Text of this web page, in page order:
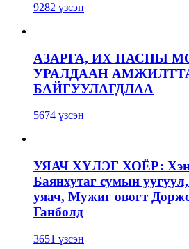
9282 үзсэн
АЗАРГА, ИХ НАСНЫ
УРАЛДААН
БАЙГУУЛАГДЛАА
5674 үзсэн
УЯАЧ ХҮЛЭГ ХОЁР:
Баянхутаг сумын
уяач, Мужиг овогт
Ганболд
3651 үзсэн